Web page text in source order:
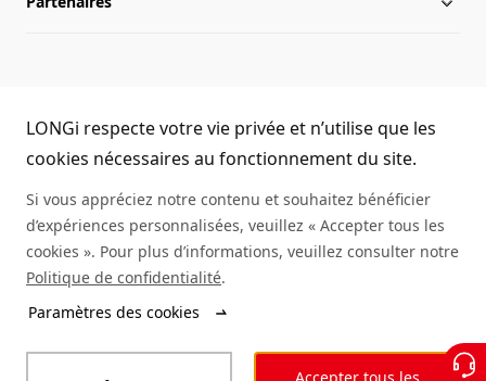
Développement durable
Environnement de travail
Plan du site
Réalisations
Authenticité des modules
Demande d'informations sur un service
Rechercher un distributeur
(+86) 4008 601012
LONGi respecte votre vie privée et n’utilise que les
cookies nécessaires au fonctionnement du site.
Si vous appréciez notre contenu et souhaitez bénéficier
d’expériences personnalisées, veuillez « Accepter tous les
cookies ». Pour plus d’informations, veuillez consulter notre
Politique de confidentialité.
Paramètres des cookies